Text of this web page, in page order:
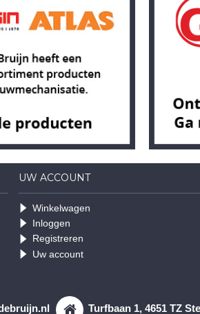
UW ACCOUNT
Winkelwagen
Inloggen
Registreren
Uw account
Turfbaan 1, 4651 TZ